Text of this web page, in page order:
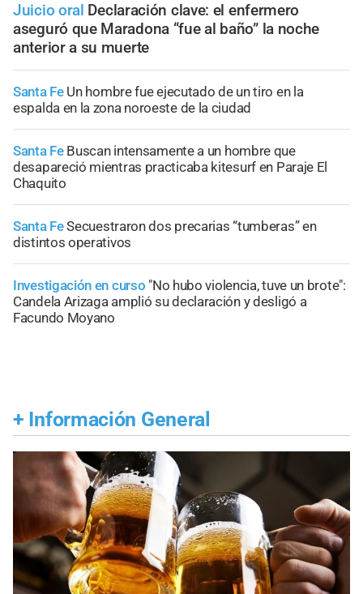
Juicio oral Declaración clave: el enfermero
aseguró que Maradona “fue al baño” la noche
anterior a su muerte
Santa Fe Un hombre fue ejecutado de un tiro en la
espalda en la zona noroeste de la ciudad
Santa Fe Buscan intensamente a un hombre que
desapareció mientras practicaba kitesurf en Paraje El
Chaquito
Santa FeSecuestraron dos precarias “tumberas” en
distintos operativos
Investigación en curso "No hubo violencia, tuve un brote":
Candela Arizaga amplió su declaración y desligó a
Facundo Moyano
+ Información General